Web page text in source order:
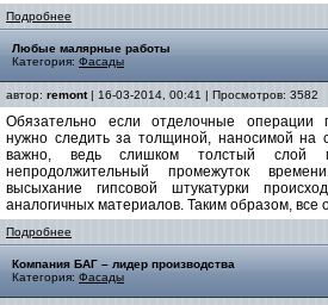
Подробнее
Любые малярные работы
Категория: Фасады
автор: remont| 16-03-2014, 00:41 | Просмотров: 3582
Обязательно если отделочные операции
нужно следить за толщиной, наносимой на
важно, ведь слишком толстый слой
непродолжительный промежуток
высыхание гипсовой штукатурки
аналогичных материалов. Таким образом, все
Подробнее
Компания БАГ – лидер производства
Категория: Фасады